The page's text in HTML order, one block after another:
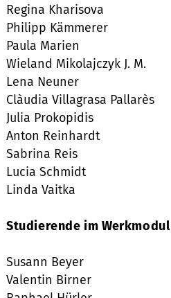
Regina Kharisova
Philipp Kämmerer
Paula Marien
Wieland Mikolajczyk J. M.
Lena Neuner
Clàudia Villagrasa Pallarès
Julia Prokopidis
Anton Reinhardt
Sabrina Reis
Lucia Schmidt
Linda Vaitka
Studierende im
Susann Beyer
Valentin Birner